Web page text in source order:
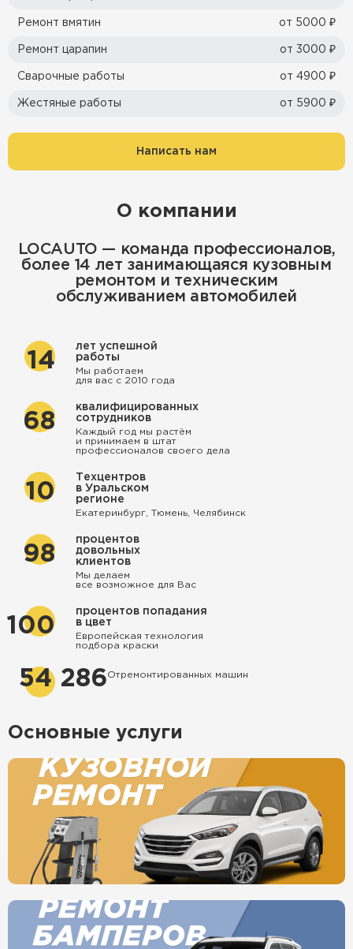
Ремонт вмятин от 5000 ₽
Ремонт царапин от 3000 ₽
Сварочные работы от 4900 ₽
Жестяные работы от 5900 ₽
Написать нам
О компании
LOCAUTO — команда профессионалов,
более 14 лет занимающаяся кузовным
ремонтом и техническим
обслуживанием автомобилей
14
лет успешной
работы
Мы работаем
для вас с 2010 года
68
квалифицированных
сотрудников
Каждый год мы растём
и принимаем в штат
профессионалов своего дела
10
Техцентров
в Уральском
регионе
Екатеринбург, Тюмень, Челябинск
98
процентов
довольных
клиентов
Мы делаем
все возможное для Вас
100
процентов попадания
в цвет
Европейская технология
подбора краски
54 286Отремонтированных машин
Основные услуги